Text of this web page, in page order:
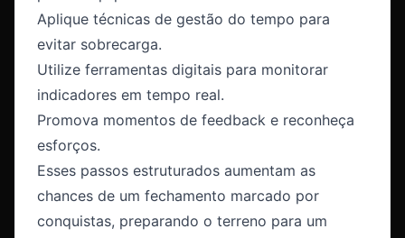
Aplique técnicas de gestão do tempo para
evitar sobrecarga.
Utilize ferramentas digitais para monitorar
indicadores em tempo real.
Promova momentos de feedback e reconheça
esforços.
Esses passos estruturados aumentam as
chances de um fechamento marcado por
conquistas, preparando o terreno para um